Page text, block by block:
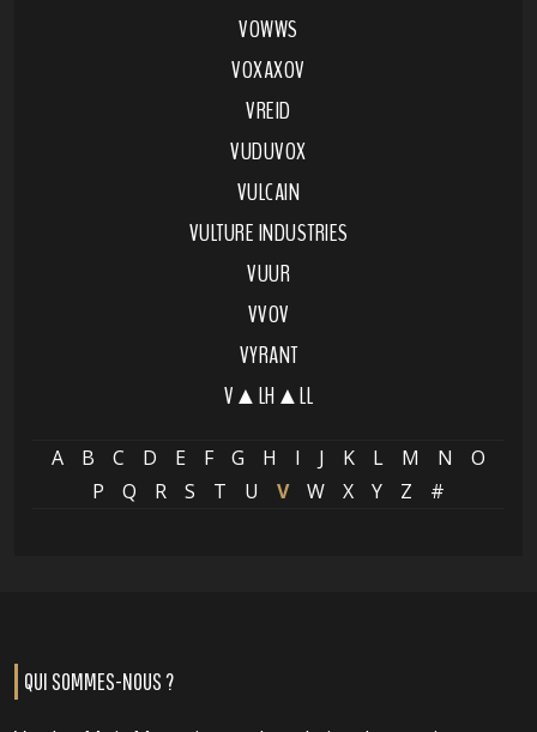
VOWWS
VOXAXOV
VREID
VUDUVOX
VULCAIN
VULTURE INDUSTRIES
VUUR
VVOV
VYRANT
V▲LH▲LL
A B C D E F G H I J K L M N
O
P
Q R S T U V W X Y Z #
QUI SOMMES-NOUS ?